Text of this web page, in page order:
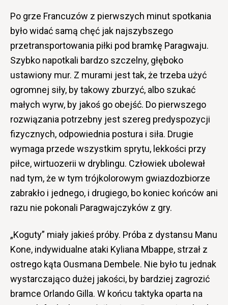
Po grze Francuzów z pierwszych minut spotkania
było widać samą chęć jak najszybszego
przetransportowania piłki pod bramkę Paragwaju.
Szybko napotkali bardzo szczelny, głęboko
ustawiony mur. Z murami jest tak, że trzeba użyć
ogromnej siły, by takowy zburzyć, albo szukać
małych wyrw, by jakoś go obejść. Do pierwszego
rozwiązania potrzebny jest szereg predyspozycji
fizycznych, odpowiednia postura i siła. Drugie
wymaga przede wszystkim sprytu, lekkości przy
piłce, wirtuozerii w dryblingu. Człowiek ubolewał
nad tym, że w tym trójkolorowym gwiazdozbiorze
zabrakło i jednego, i drugiego, bo koniec końców ani
razu nie pokonali Paragwajczyków z gry.
„Koguty” miały jakieś próby. Próba z dystansu Manu
Kone, indywidualne ataki Kyliana Mbappe, strzał z
ostrego kąta Ousmana Dembele. Nie było tu jednak
wystarczająco dużej jakości, by bardziej zagrozić
bramce Orlando Gilla. W końcu taktyka oparta na